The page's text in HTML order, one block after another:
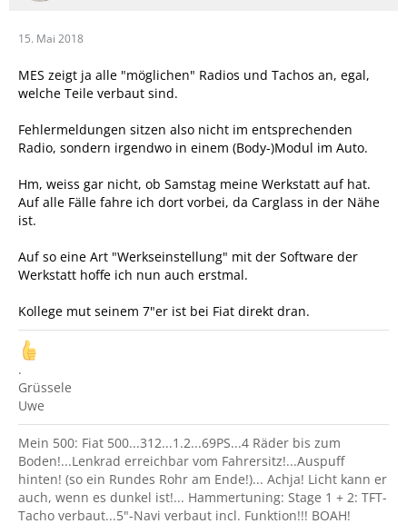
15. Mai 2018
MES zeigt ja alle "möglichen" Radios und Tachos an, egal,
welche Teile verbaut sind.
Fehlermeldungen sitzen also nicht im entsprechenden
Radio, sondern irgendwo in einem (Body-)Modul im Auto.
Hm, weiss gar nicht, ob Samstag meine Werkstatt auf hat.
Auf alle Fälle fahre ich dort vorbei, da Carglass in der Nähe
ist.
Auf so eine Art "Werkseinstellung" mit der Software der
Werkstatt hoffe ich nun auch erstmal.
Kollege mut seinem 7"er ist bei Fiat direkt dran.
.
Grüssele
Uwe
Mein 500: Fiat 500...312...1.2...69PS...4 Räder bis zum
Boden!...Lenkrad erreichbar vom Fahrersitz!...Auspuff
hinten! (so ein Rundes Rohr am Ende!)... Achja! Licht kann er
auch, wenn es dunkel ist!... Hammertuning: Stage 1 + 2: TFT-
Tacho verbaut...5"-Navi verbaut incl. Funktion!!! BOAH!